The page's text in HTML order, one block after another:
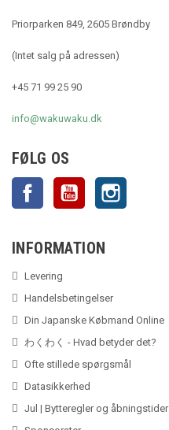
Priorparken 849, 2605 Brøndby
(Intet salg på adressen)
+45 71 99 25 90
info@wakuwaku.dk
FØLG OS
Facebook YouTube
INFORMATION
Levering
Handelsbetingelser
Din Japanske Købmand Online
わくわく - Hvad betyder det?
Ofte stillede spørgsmål
Datasikkerhed
Jul | Bytteregler og åbningstider